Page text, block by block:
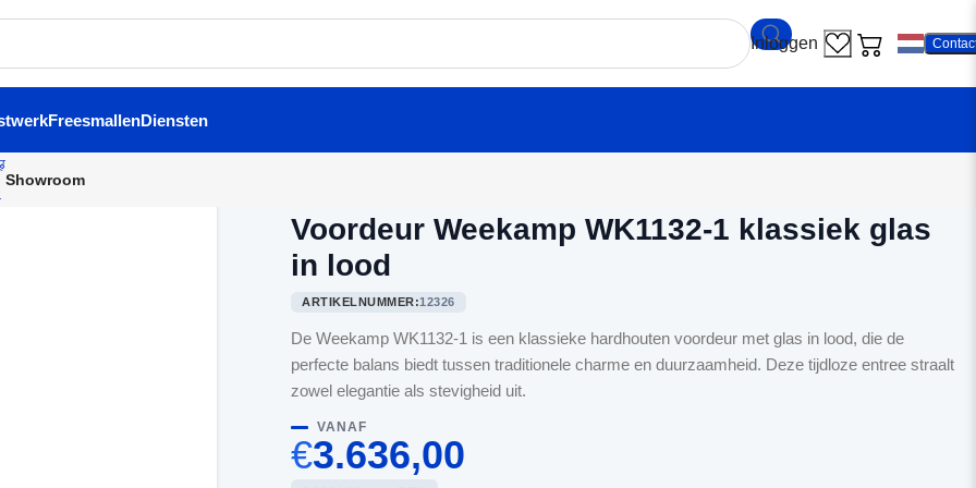
FreesmallenDiensten
Showroom
Voordeur Weekamp WK1132-1 klassiek glas
in lood
ARTIKELNUMMER:12326
De Weekamp WK1132-1 is een klassieke hardhouten voordeur met glas in lood, die de
perfecte balans biedt tussen traditionele charme en duurzaamheid. Deze tijdloze entree straalt
zowel elegantie als stevigheid uit.
VANAF
€3.636,00